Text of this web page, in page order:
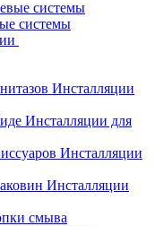
системы
Инсталляции
Инсталляции для
Инсталляции
Инсталляции
смыва